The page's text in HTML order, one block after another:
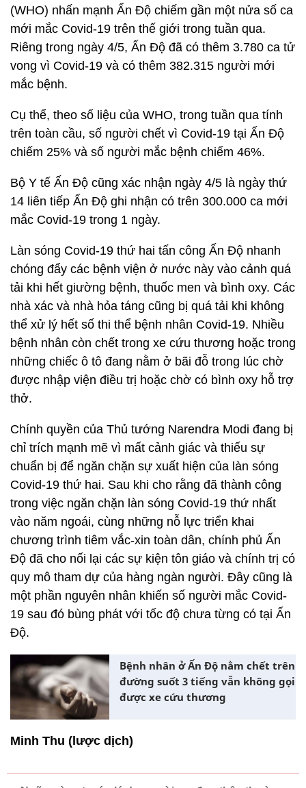
(WHO) nhấn mạnh Ấn Độ chiếm gần một nửa số ca
mới mắc Covid-19 trên thế giới trong tuần qua.
Riêng trong ngày 4/5, Ấn Độ đã có thêm 3.780 ca tử
vong vì Covid-19 và có thêm 382.315 người mới
mắc bệnh.
Cụ thể, theo số liệu của WHO, trong tuần qua tính
trên toàn cầu, số người chết vì Covid-19 tại Ấn Độ
chiếm 25% và số người mắc bệnh chiếm 46%.
Bộ Y tế Ấn Độ cũng xác nhận ngày 4/5 là ngày thứ
14 liên tiếp Ấn Độ ghi nhận có trên 300.000 ca mới
mắc Covid-19 trong 1 ngày.
Làn sóng Covid-19 thứ hai tấn công Ấn Độ nhanh
chóng đẩy các bệnh viện ở nước này vào cảnh quá
tải khi hết giường bệnh, thuốc men và bình oxy. Các
nhà xác và nhà hỏa táng cũng bị quá tải khi không
thể xử lý hết số thi thể bệnh nhân Covid-19. Nhiều
bệnh nhân còn chết trong xe cứu thương hoặc trong
những chiếc ô tô đang nằm ở bãi đỗ trong lúc chờ
được nhập viện điều trị hoặc chờ có bình oxy hỗ trợ
thở.
Chính quyền của Thủ tướng Narendra Modi đang bị
chỉ trích mạnh mẽ vì mất cảnh giác và thiếu sự
chuẩn bị để ngăn chặn sự xuất hiện của làn sóng
Covid-19 thứ hai. Sau khi cho rằng đã thành công
trong việc ngăn chặn làn sóng Covid-19 thứ nhất
vào năm ngoái, cùng những nỗ lực triển khai
chương trình tiêm vắc-xin toàn dân, chính phủ Ấn
Độ đã cho nối lại các sự kiện tôn giáo và chính trị có
quy mô tham dự của hàng ngàn người. Đây cũng là
một phần nguyên nhân khiến số người mắc Covid-
19 sau đó bùng phát với tốc độ chưa từng có tại Ấn
Độ.
Bệnh nhân ở Ấn Độ nằm chết trên
đường suốt 3 tiếng vẫn không gọi
được xe cứu thương
Minh Thu (lược dịch)